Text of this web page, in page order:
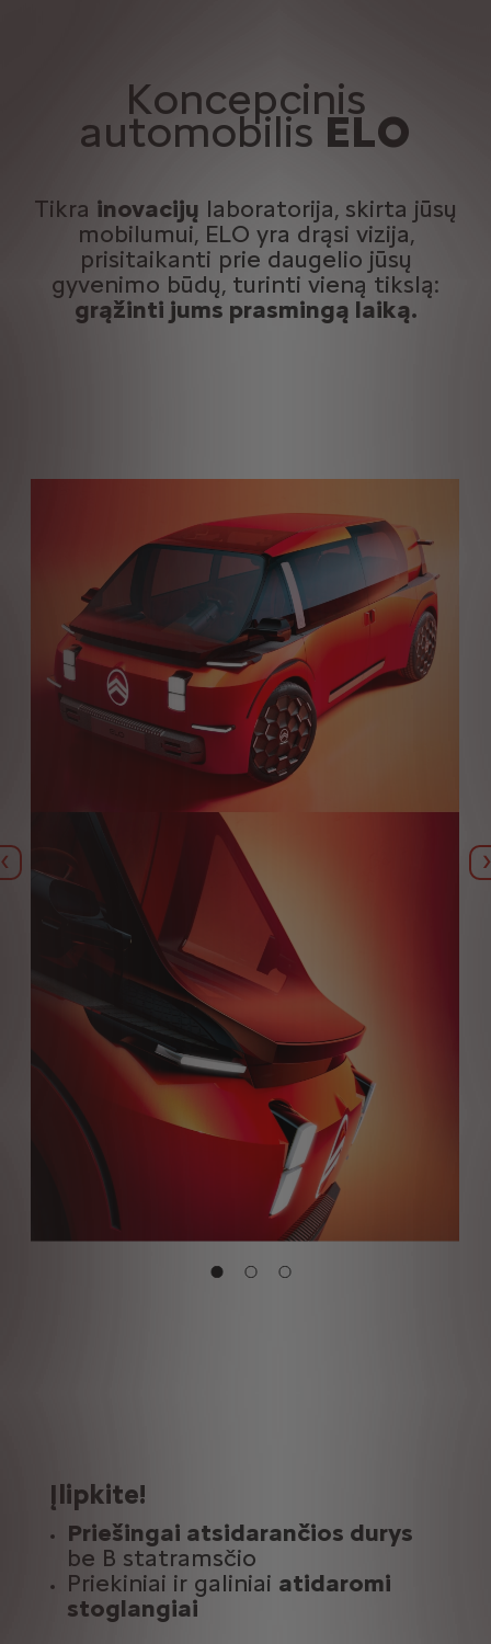
Koncepcinis
automobilisELO
Tikra inovacijų laboratorija, skirta jūsų
mobilumui, ELO yra drąsi vizija,
prisitaikanti prie daugelio jūsų
gyvenimo būdų, turinti vieną tikslą:
grąžinti jums prasmingą laiką.
Ankstesnis
Įlipkite!
Priešingai atsidarančios durys
be B statramsčio
Priekiniai ir galiniai atidaromi
stoglangiai